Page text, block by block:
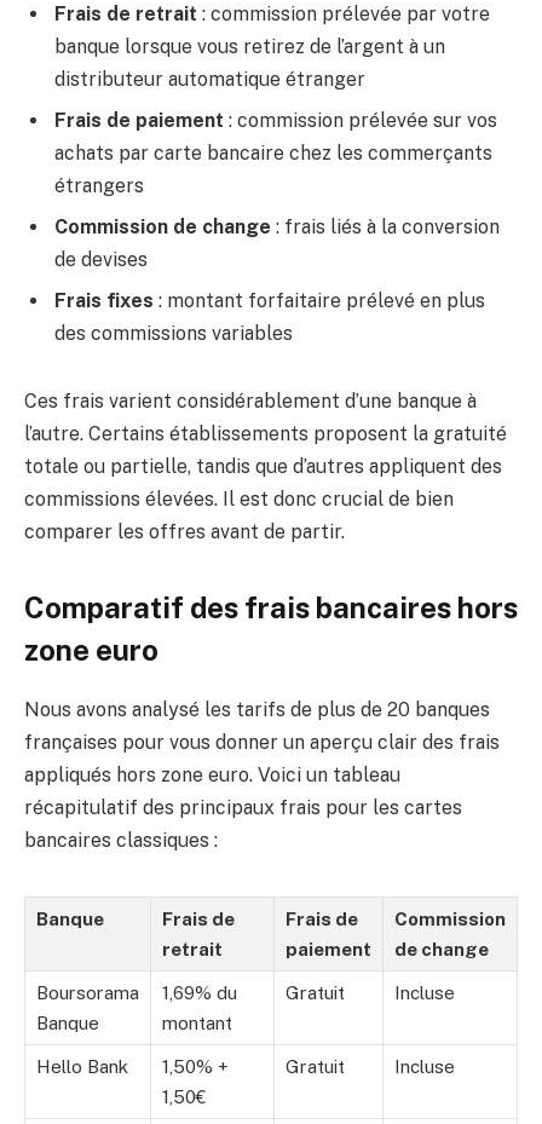
Frais de retrait : commission prélevée par votre
banque lorsque vous retirez de l’argent à un
distributeur automatique étranger
Frais de paiement : commission prélevée sur vos
achats par carte bancaire chez les commerçants
étrangers
Commission de change : frais liés à la conversion
de devises
Frais fixes : montant forfaitaire prélevé en plus
des commissions variables
Ces frais varient considérablement d’une banque à
l’autre. Certains établissements proposent la gratuité
totale ou partielle, tandis que d’autres appliquent des
commissions élevées. Il est donc crucial de bien
comparer les offres avant de partir.
Comparatif des frais bancaires hors
zone euro
Nous avons analysé les tarifs de plus de 20 banques
françaises pour vous donner un aperçu clair des frais
appliqués hors zone euro. Voici un tableau
récapitulatif des principaux frais pour les cartes
bancaires classiques :
Banque
Frais de
retrait
Frais de
paiement
Commission
de change
Boursorama
Banque
1,69% du
montant
Gratuit Incluse
Hello Bank
1,50% +
1,50€
Gratuit Incluse